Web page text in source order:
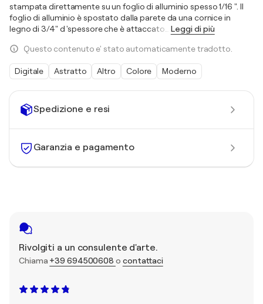
Spedizione e resi
Garanzia e pagamento
Rivolgiti a un consulente d'arte.
Chiama +39 694500608 o contattaci
stampata direttamente su un foglio di alluminio spesso 1/16 ". Il
foglio di alluminio è spostato dalla parete da una cornice in
legno di 3/4" d 'spessore che è attaccato
Leggi di più
Questo contenuto e' stato automaticamente tradotto.
Digitale Astratto Altro Colore Moderno